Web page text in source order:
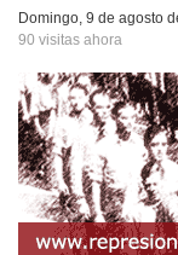
Domingo, 9 de agosto
90 visitas ahora